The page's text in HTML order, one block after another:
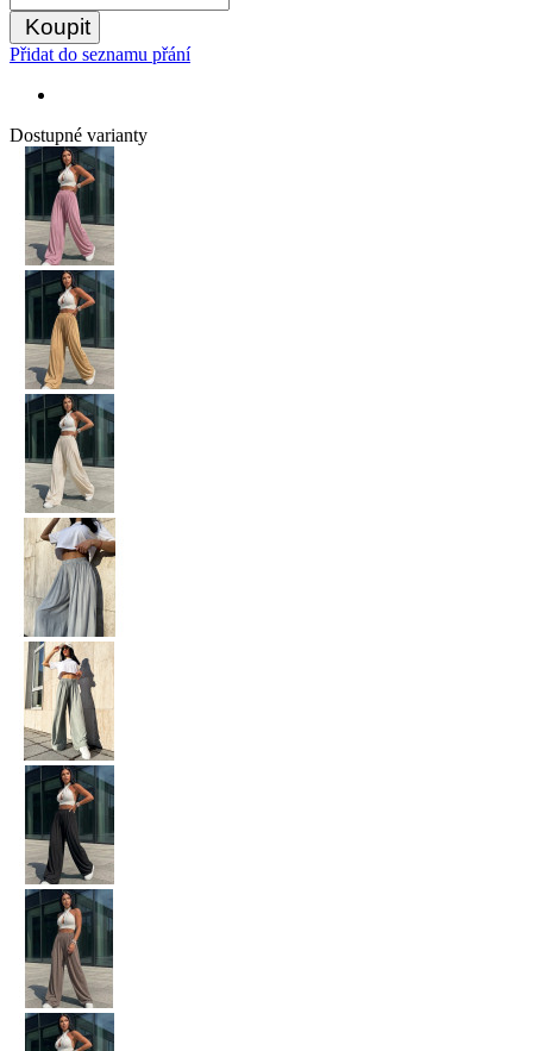
Koupit
Přidat do seznamu přání
Dostupné varianty